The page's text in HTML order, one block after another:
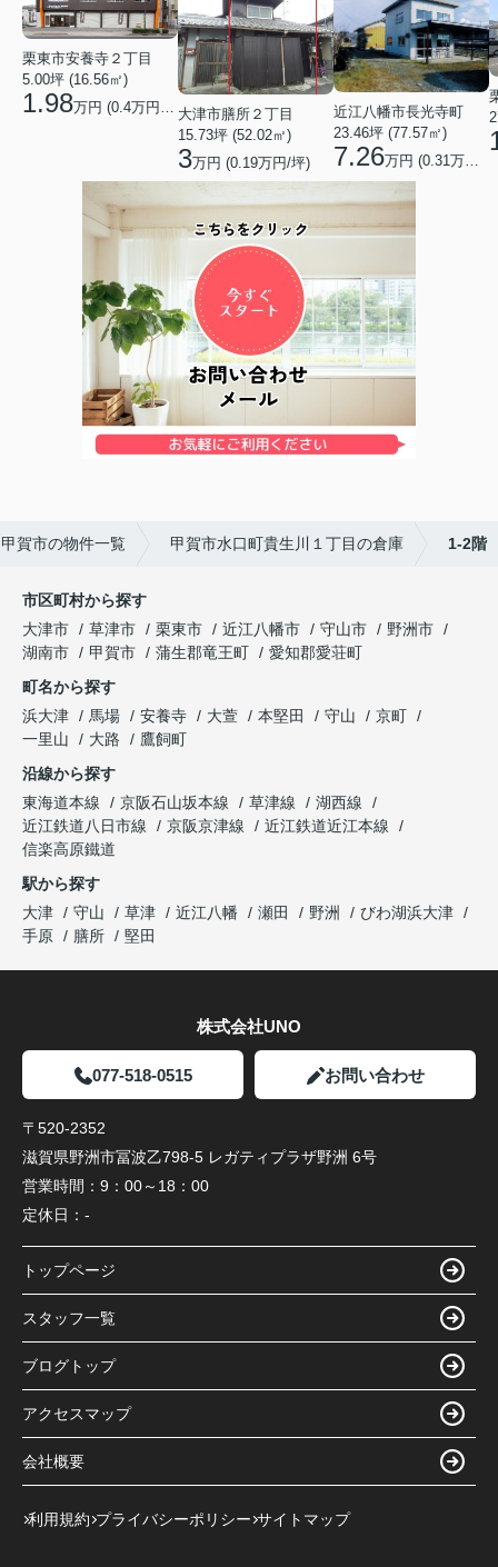
栗東市安養寺２丁目
5.00坪 (16.56㎡)
1.98万円 (0.4万円/坪)
大津市膳所２丁目
15.73坪 (52.02㎡)
3万円 (0.19万円/坪)
近江八幡市長光寺町
23.46坪 (77.57㎡)
7.26万円 (0.31万円/坪)
甲賀市の物件一覧 甲賀市水口町貴生川１丁目の倉庫 1-2階
市区町村から探す
大津市
草津市 栗東市 近江八幡市 守山市
野洲市
湖南市
甲賀市 蒲生郡竜王町
愛知郡愛荘町
町名から探す
浜大津
馬場 安養寺 大萱 本堅田 守山
京町
一里山
大路
鷹飼町
沿線から探す
東海道本線
京阪石山坂本線 草津線
湖西線
近江鉄道八日市線
京阪京津線
近江鉄道近江本線
信楽高原鐵道
駅から探す
大津
守山 草津 近江八幡 瀬田 野洲
びわ湖浜大津
手原
膳所 堅田
株式会社UNO
077-518-0515 お問い合わせ
〒520-2352
滋賀県野洲市冨波乙798-5 レガティプラザ野洲 6号
営業時間： 9：00～18：00
定休日： -
トップページ
スタッフ一覧
ブログトップ
アクセスマップ
会社概要
利用規約 プライバシーポリシー サイトマップ